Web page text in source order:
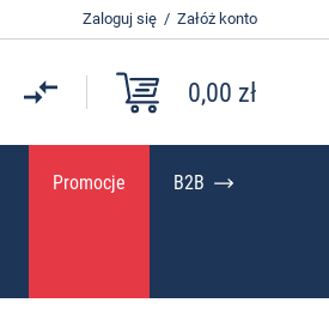
Zaloguj się / Załóż konto
0,00 zł
Promocje B2B